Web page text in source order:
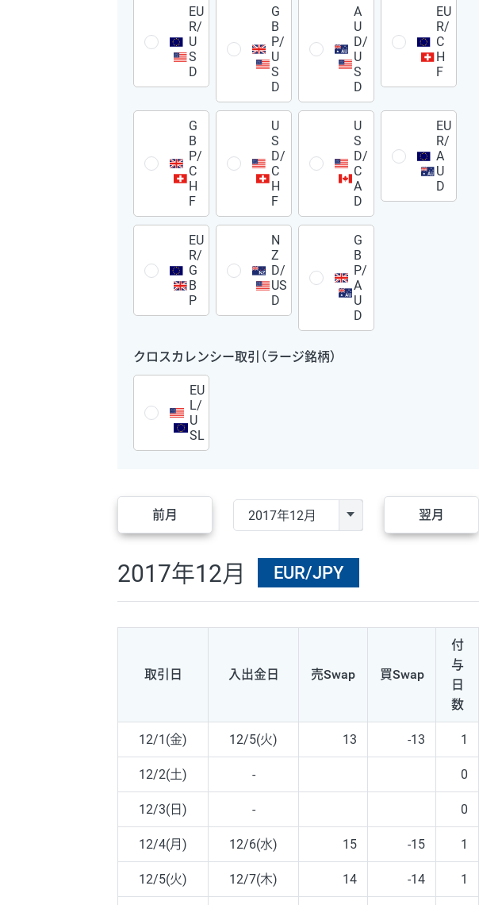
EU
R/
U
S
D
G
B
P/
U
S
D
A
U
D/
U
S
D
EU
R/
C
H
F
G
B
P/
C
H
F
U
S
D/
C
H
F
U
S
D/
C
A
D
EU
R/
A
U
D
EU
R/
G
B
P
N
Z
D/
US
D
G
B
P/
A
U
D
クロスカレンシー取引（ラージ銘柄）
EU
L/
U
SL
前月 翌月
2017年12月 EUR/JPY
取引日 入出金日 売Swap 買Swap
付
与
日
数
12/1(金) 12/5(火) 13 -13 1
12/2(土) - 0
12/3(日) - 0
12/4(月) 12/6(水) 15 -15 1
12/5(火) 12/7(木) 14 -14 1